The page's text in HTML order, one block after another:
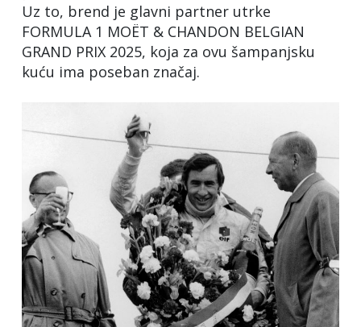
Uz to, brend je glavni partner utrke
FORMULA 1 MOËT & CHANDON BELGIAN
GRAND PRIX 2025, koja za ovu šampanjsku
kuću ima poseban značaj.